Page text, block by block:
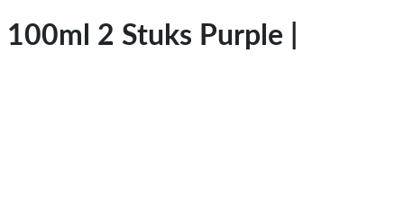
2 Stuks Purple |